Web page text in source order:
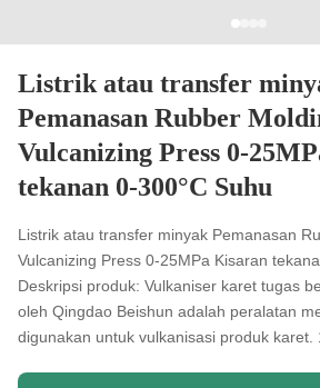
Listrik atau transfer
Pemanasan Rubber
Vulcanizing Press 0-
tekanan 0-300°C Suhu
Listrik atau transfer minyak Pemanasan
Vulcanizing Press 0-25MPa Kisaran
Deskripsi produk: Vulkaniser karet tugas
oleh Qingdao Beishun adalah peralatan
digunakan untuk vulkanisasi produk karet.